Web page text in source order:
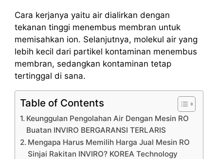
Cara kerjanya yaitu air dialirkan dengan
tekanan tinggi menembus membran untuk
memisahkan ion. Selanjutnya, molekul air yang
lebih kecil dari partikel kontaminan menembus
membran, sedangkan kontaminan tetap
tertinggal di sana.
Table of Contents
Keunggulan Pengolahan Air Dengan Mesin RO
Buatan INVIRO BERGARANSI TERLARIS
Mengapa Harus Memilih Harga Jual Mesin RO
Sinjai Rakitan INVIRO? KOREA Technology